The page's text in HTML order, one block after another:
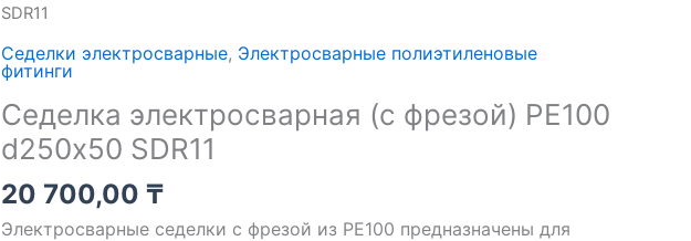
SDR11
Седелки электросварные, Электросварные полиэтиленовые
фитинги
Седелка электросварная (с фрезой) PE100
d250х50 SDR11
20 700,00 ₸
Электросварные седелки с фрезой из PE100 предназначены для
Седелка
электросварная
(с
фрезой)
PE100
d250х50
SDR11